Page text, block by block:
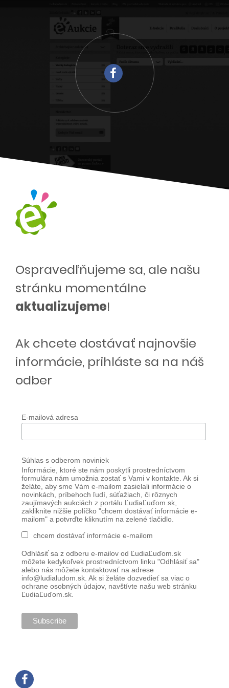
Ospravedľňujeme sa, ale našu
stránku momentálne
aktualizujeme!
Ak chcete dostávať najnovšie
informácie, prihláste sa na náš
odber
E-mailová adresa
Súhlas s odberom noviniek
Informácie, ktoré ste nám poskytli prostredníctvom
formulára nám umožnia zostať s Vami v kontakte. Ak si
želáte, aby sme Vám e-mailom zasielali informácie o
novinkách, príbehoch ľudí, súťažiach, či rôznych
zaujímavých aukciách z portálu ĽudiaĽuďom.sk,
zakliknite nižšie políčko "chcem dostávať informácie e-
mailom" a potvrďte kliknutím na zelené tlačidlo.
chcem dostávať informácie e-mailom
Odhlásiť sa z odberu e-mailov od ĽudiaĽuďom.sk
môžete kedykoľvek prostredníctvom linku "Odhlásiť sa"
alebo nás môžete kontaktovať na adrese
info@ludialudom.sk. Ak si želáte dozvedieť sa viac o
ochrane osobných údajov, navštívte našu web stránku
ĽudiaĽuďom.sk.